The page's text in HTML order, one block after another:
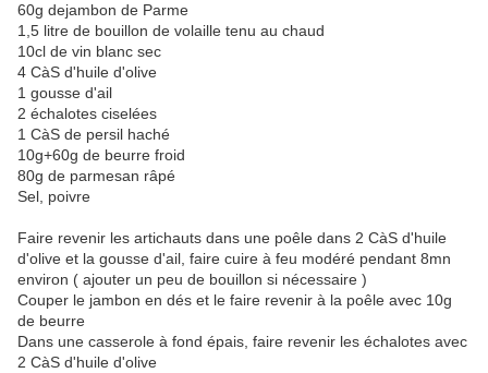
60g dejambon de Parme
1,5 litre de bouillon de volaille tenu au chaud
10cl de vin blanc sec
4 CàS d'huile d'olive
1 gousse d'ail
2 échalotes ciselées
1 CàS de persil haché
10g+60g de beurre froid
80g de parmesan râpé
Sel, poivre
Faire revenir les artichauts dans une poêle dans 2 CàS d'huile
d'olive et la gousse d'ail, faire cuire à feu modéré pendant 8mn
environ ( ajouter un peu de bouillon si nécessaire )
Couper le jambon en dés et le faire revenir à la poêle avec 10g
de beurre
Dans une casserole à fond épais, faire revenir les échalotes avec
2 CàS d'huile d'olive